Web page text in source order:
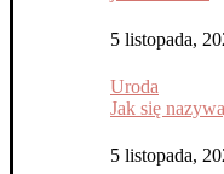
5 listopada,
Uroda
Jak się
5 listopada,